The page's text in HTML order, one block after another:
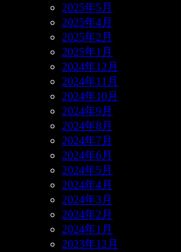
2025年5月
2025年4月
2025年2月
2025年1月
2024年12月
2024年11月
2024年10月
2024年9月
2024年8月
2024年7月
2024年6月
2024年5月
2024年4月
2024年3月
2024年2月
2024年1月
2023年12月